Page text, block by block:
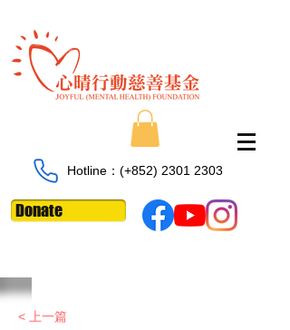
Hotline：​​(+852) 2301 2303
Donate
< 上一篇